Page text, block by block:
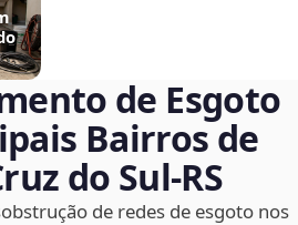
de Esgoto
Bairros de
do Sul‑RS
de redes de esgoto nos